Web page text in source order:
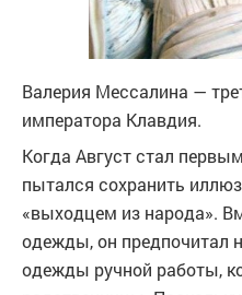
Валерия Мессалина —
императора Клавдия.
Когда Август стал
пытался сохранить
«выходцем из народа».
одежды, он предпочитал
одежды ручной работы,